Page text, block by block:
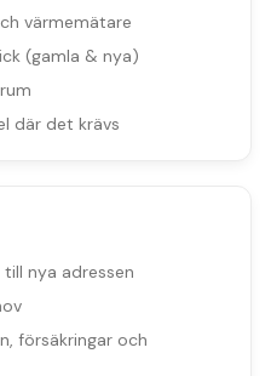
värmemätare
(gamla & nya)
där det krävs
nya adressen
försäkringar och